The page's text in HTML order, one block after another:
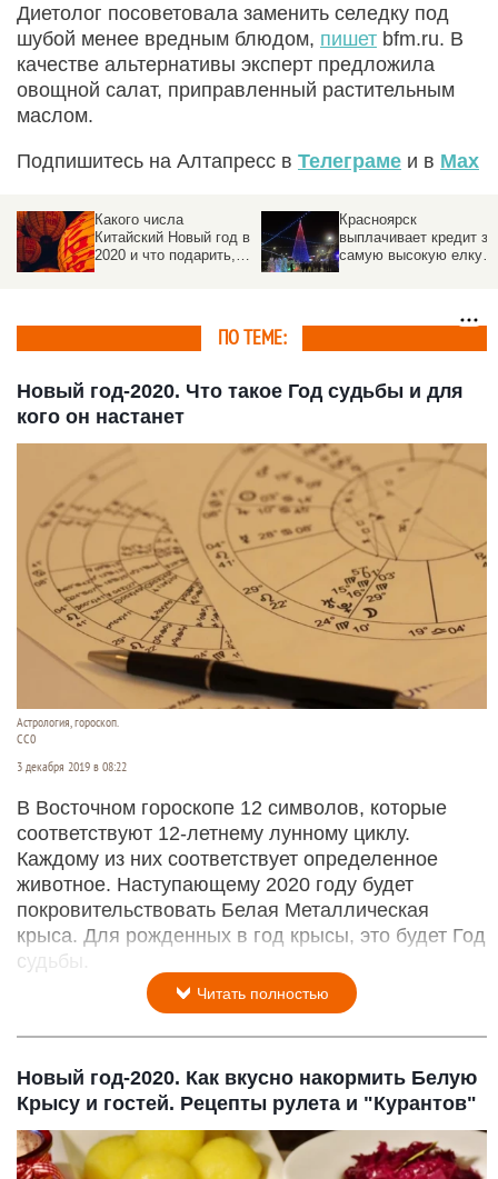
Диетолог посоветовала заменить селедку под
шубой менее вредным блюдом, пишет bfm.ru. В
качестве альтернативы эксперт предложила
овощной салат, приправленный растительным
маслом.
Подпишитесь на Алтапресс в Телеграме и в Max
Какого числа
Китайский Новый год в
2020 и что подарить,
Красноярск
выплачивает кредит за
самую высокую елку в
ПО ТЕМЕ:
Новый год-2020. Что такое Год судьбы и для
кого он настанет
Астрология, гороскоп.
CC0
3 декабря 2019 в 08:22
В Восточном гороскопе 12 символов, которые
соответствуют 12-летнему лунному циклу.
Каждому из них соответствует определенное
животное. Наступающему 2020 году будет
покровительствовать Белая Металлическая
крыса. Для рожденных в год крысы, это будет Год
судьбы.
Читать полностью
Новый год-2020. Как вкусно накормить Белую
Крысу и гостей. Рецепты рулета и "Курантов"